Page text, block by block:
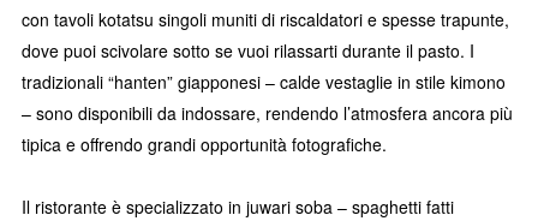
con tavoli kotatsu singoli muniti di riscaldatori e spesse trapunte,
dove puoi scivolare sotto se vuoi rilassarti durante il pasto. I
tradizionali “hanten” giapponesi – calde vestaglie in stile kimono
– sono disponibili da indossare, rendendo l’atmosfera ancora più
tipica e offrendo grandi opportunità fotografiche.
Il ristorante è specializzato in juwari soba – spaghetti fatti